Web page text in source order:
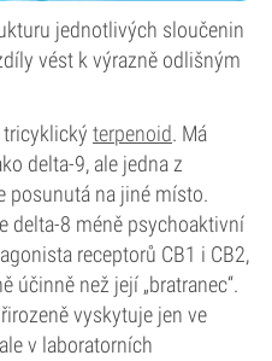
jednotlivých sloučenin
vést k výrazně odlišným
tricyklický terpenoid. Má
delta-9, ale jedna z
posunutá na jiné místo.
delta-8 méně psychoaktivní
receptorů CB1 i CB2,
účinně než její „bratranec“.
vyskytuje jen ve
v laboratorních